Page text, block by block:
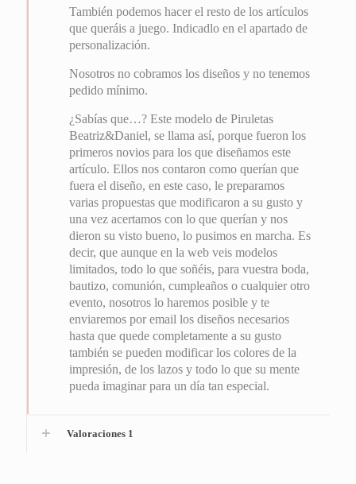
También podemos hacer el resto de los artículos
que queráis a juego. Indicadlo en el apartado de
personalización.
Nosotros no cobramos los diseños y no tenemos
pedido mínimo.
¿Sabías que…? Este modelo de Piruletas
Beatriz&Daniel, se llama así, porque fueron los
primeros novios para los que diseñamos este
artículo. Ellos nos contaron como querían que
fuera el diseño, en este caso, le preparamos
varias propuestas que modificaron a su gusto y
una vez acertamos con lo que querían y nos
dieron su visto bueno, lo pusimos en marcha. Es
decir, que aunque en la web veis modelos
limitados, todo lo que soñéis, para vuestra boda,
bautizo, comunión, cumpleaños o cualquier otro
evento, nosotros lo haremos posible y te
enviaremos por email los diseños necesarios
hasta que quede completamente a su gusto
también se pueden modificar los colores de la
impresión, de los lazos y todo lo que su mente
pueda imaginar para un día tan especial.
Valoraciones 1